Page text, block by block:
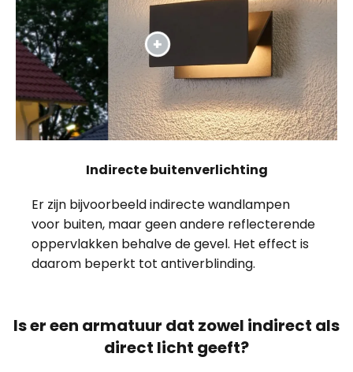
Indirecte buitenverlichting
Er zijn bijvoorbeeld indirecte wandlampen
voor buiten, maar geen andere reflecterende
oppervlakken behalve de gevel. Het effect is
daarom beperkt tot antiverblinding.
Is er een armatuur dat zowel indirect als
direct licht geeft?